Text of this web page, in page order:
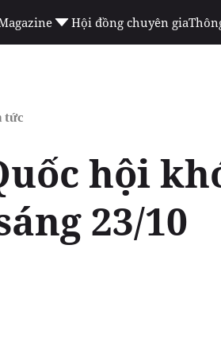
Hội đồng chuyên gia
tức
hội
23/10